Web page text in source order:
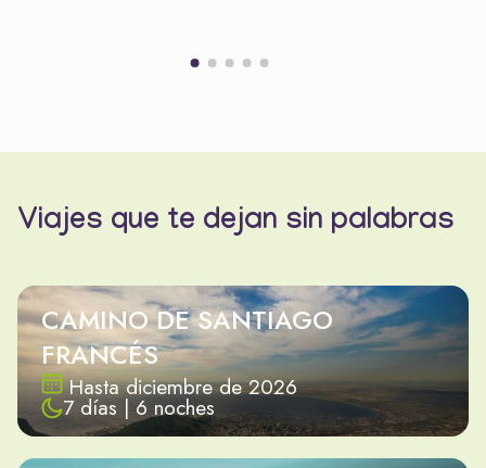
Viajes que te dejan sin palabras
CAMINO DE SANTIAGO
FRANCÉS
Hasta diciembre de 2026
7 días | 6 noches